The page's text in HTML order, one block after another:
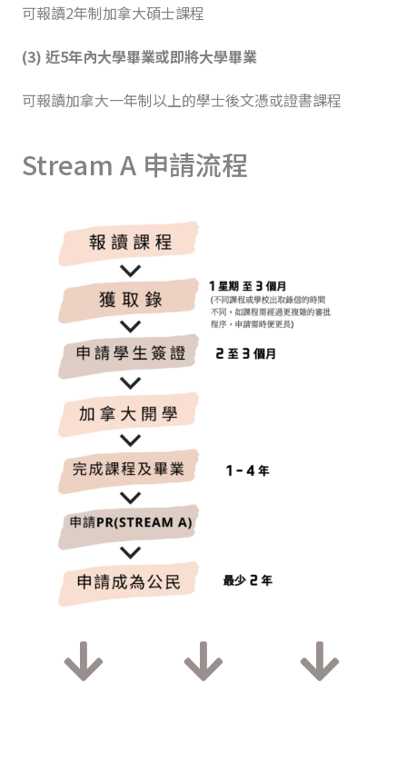
可報讀2年制加拿大碩士課程
(3) 近5年內大學畢業或即將大學畢業
可報讀加拿大一年制以上的學士後文憑或證書課程
Stream A 申請流程